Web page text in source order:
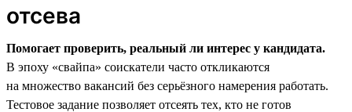
отсева
Помогает проверить, реальный ли интерес у кандидата.
В эпоху «свайпа» соискатели часто откликаются
на множество вакансий без серьёзного намерения работать.
Тестовое задание позволяет отсеять тех, кто не готов